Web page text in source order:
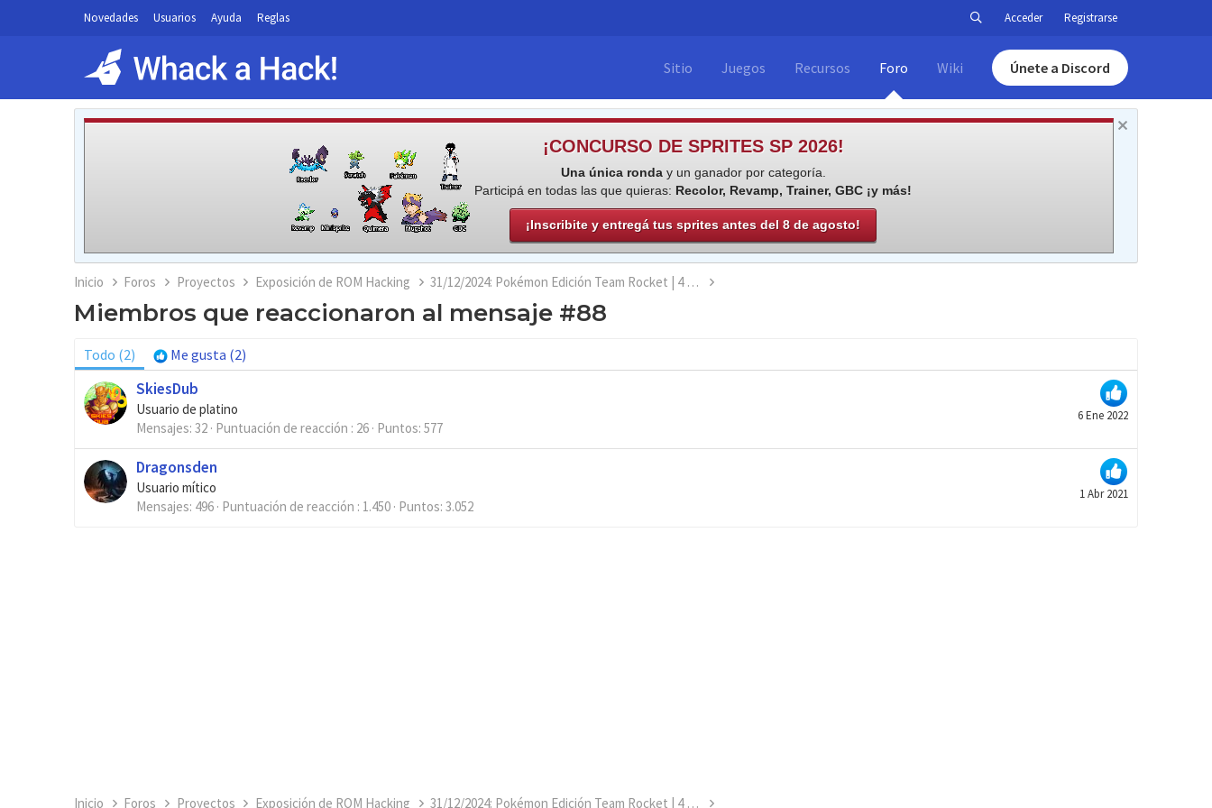
Novedades Usuarios Ayuda Reglas Acceder Registrarse
Sitio Juegos Recursos Foro Wiki Únete a Discord
¡CONCURSO DE SPRITES SP 2026!
Una única ronday un ganador por categoría.
Participá en todas las que quieras: Recolor, Revamp, Trainer, GBC ¡y más!
¡Inscribite y entregá tus sprites antes del 8 de agosto!
Inicio Foros Proyectos Exposición de ROM Hacking 31/12/2024: Pokémon Edición Team Rocket | 4 regiones | Kanto, Archi7, Johto y Hoenn
Miembros que reaccionaron al mensaje #88
Todo (2) Me gusta (2)
6 Ene 2022
SkiesDub
Usuario de platino
Mensajes 32 Puntuación de reacción 26 Puntos 577
1 Abr 2021
Dragonsden
Usuario mítico
Mensajes 496 Puntuación de reacción 1.450 Puntos 3.052
Inicio Foros Proyectos Exposición de ROM Hacking 31/12/2024: Pokémon Edición Team Rocket | 4 regiones | Kanto, Archi7, Johto y Hoenn